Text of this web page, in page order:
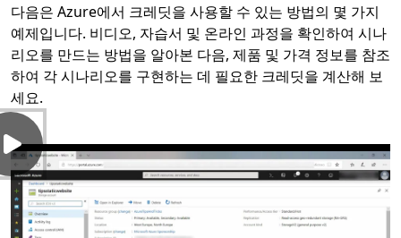
다음은 Azure에서 크레딧을 사용할 수 있는 방법의 몇 가지
예제입니다. 비디오, 자습서 및 온라인 과정을 확인하여 시나
리오를 만드는 방법을 알아본 다음, 제품 및 가격 정보를 참조
하여 각 시나리오를 구현하는 데 필요한 크레딧을 계산해 보
세요.